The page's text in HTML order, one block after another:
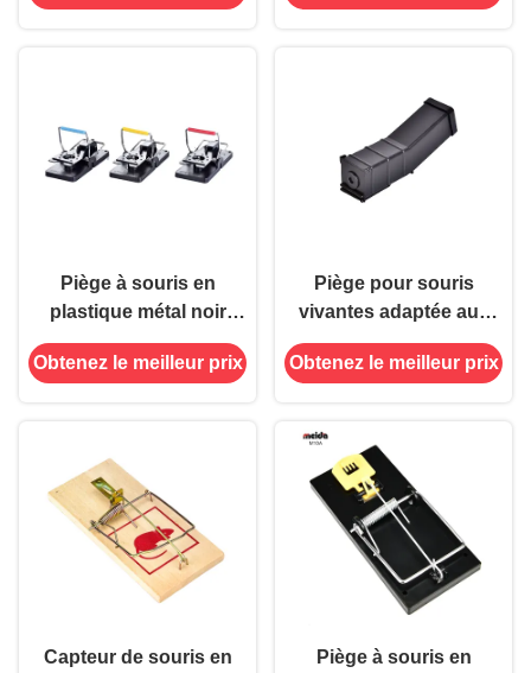
Piège à souris en
plastique métal noir
pour appareil de lutte et
d'extermination des
Obtenez le meilleur prix
Piège pour souris
vivantes adaptée aux
animaux pour une lutte
efficace contre les
rongeurs
Obtenez le meilleur prix
Capteur de souris en
Piège à souris en